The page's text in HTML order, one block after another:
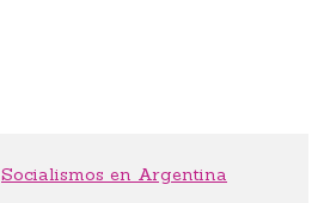
Socialismos en Argentina